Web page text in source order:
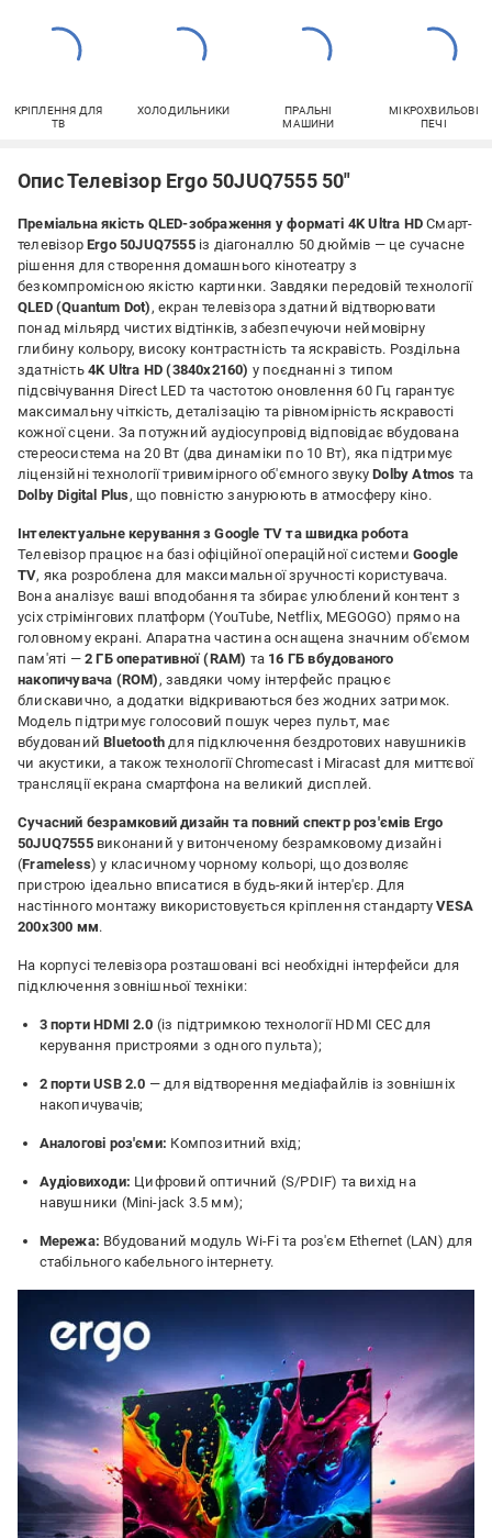
КРІПЛЕННЯ ДЛЯ
ТВ
ХОЛОДИЛЬНИКИ
ПРАЛЬНІ
МАШИНИ
МІКРОХВИЛЬОВІ
ПЕЧІ
Опис Телевізор Ergo 50JUQ7555 50″
Преміальна якість QLED-зображення у форматі 4K Ultra HD Смарт-
телевізорErgo 50JUQ7555із діагоналлю 50 дюймів — це сучасне
рішення для створення домашнього кінотеатру з
безкомпромісною якістю картинки. Завдяки передовій технології
QLED (Quantum Dot), екран телевізора здатний відтворювати
понад мільярд чистих відтінків, забезпечуючи неймовірну
глибину кольору, високу контрастність та яскравість. Роздільна
здатність 4K Ultra HD (3840x2160) у поєднанні з типом
підсвічування Direct LED та частотою оновлення 60 Гц гарантує
максимальну чіткість, деталізацію та рівномірність яскравості
кожної сцени. За потужний аудіосупровід відповідає вбудована
стереосистема на 20 Вт (два динаміки по 10 Вт), яка підтримує
ліцензійні технології тривимірного об'ємного звукуDolby Atmos та
Dolby Digital Plus, що повністю занурюють в атмосферу кіно.
Інтелектуальне керування з Google TV та швидка робота
Телевізор працює на базі офіційної операційної системиGoogle
TV, яка розроблена для максимальної зручності користувача.
Вона аналізує ваші вподобання та збирає улюблений контент з
усіх стрімінгових платформ (YouTube, Netflix, MEGOGO) прямо на
головному екрані. Апаратна частина оснащена значним об'ємом
пам'яті —2 ГБ оперативної (RAM) та 16 ГБ вбудованого
накопичувача (ROM), завдяки чому інтерфейс працює
блискавично, а додатки відкриваються без жодних затримок.
Модель підтримує голосовий пошук через пульт, має
вбудованийBluetooth для підключення бездротових навушників
чи акустики, а також технології Chromecast і Miracast для миттєвої
трансляції екрана смартфона на великий дисплей.
Сучасний безрамковий дизайн та повний спектр роз'ємів Ergo
50JUQ7555виконаний у витонченому безрамковому дизайні
(Frameless) у класичному чорному кольорі, що дозволяє
пристрою ідеально вписатися в будь-який інтер'єр. Для
настінного монтажу використовується кріплення стандартуVESA
200x300 мм.
На корпусі телевізора розташовані всі необхідні інтерфейси для
підключення зовнішньої техніки:
3 порти HDMI 2.0 (із підтримкою технології HDMI CEC для
керування пристроями з одного пульта);
2 порти USB 2.0 — для відтворення медіафайлів із зовнішніх
накопичувачів;
Аналогові роз'єми: Композитний вхід;
Аудіовиходи: Цифровий оптичний (S/PDIF) та вихід на
навушники (Mini-jack 3.5 мм);
Мережа: Вбудований модуль Wi-Fi та роз'єм Ethernet (LAN) для
стабільного кабельного інтернету.